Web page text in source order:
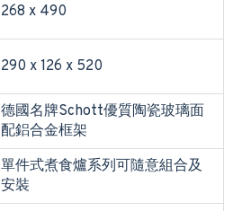
268 x 490
290 x 126 x 520
德國名牌Schott優質陶瓷玻璃面
配鋁合金框架
單件式煮食爐系列可隨意組合及
安裝